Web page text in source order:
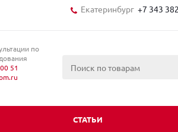
Екатеринбург +7 343
по
51
СТАТЬИ